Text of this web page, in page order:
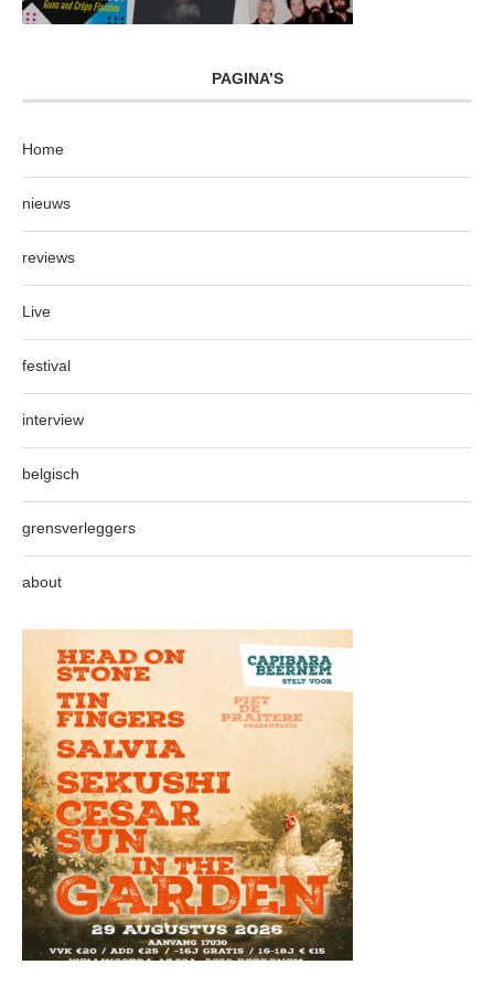
PAGINA’S
Home
nieuws
reviews
Live
festival
interview
belgisch
grensverleggers
about